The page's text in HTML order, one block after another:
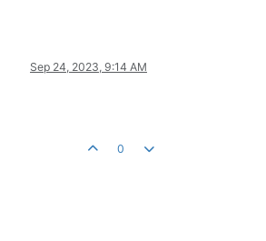
Sep 24, 2023, 9:14 AM
0